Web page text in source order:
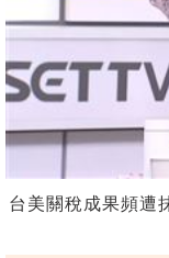
台美關稅成果頻遭